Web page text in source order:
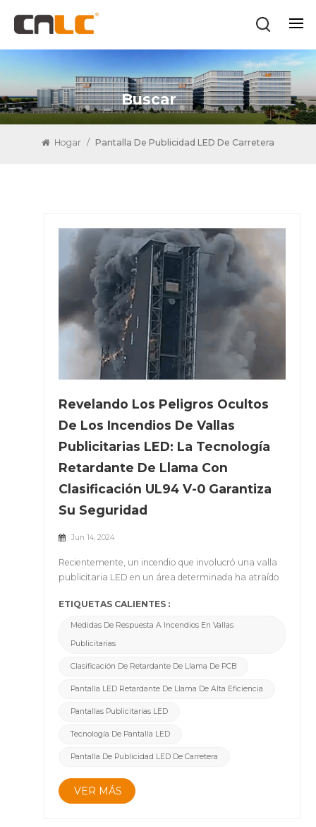
Buscar
Hogar / Pantalla De Publicidad LED De Carretera
Revelando Los Peligros Ocultos
De Los Incendios De Vallas
Publicitarias LED: La Tecnología
Retardante De Llama Con
Clasificación UL94 V-0 Garantiza
Su Seguridad
Jun 14, 2024
Recientemente, un incendio que involucró una valla
publicitaria LED en un área determinada ha atraído
rápidamente se volvió viral, lo que generó
preocupación pública sobre el desempeño de
las pantallas LED. Como empresa comprometida
clasificación UL94 V-0, particularmente en las placas
segura y confiable. &nbsp;Para abordar los riesgos de
incendio asociados con las pantallas LED, nuestra
emplea materiales retardantes de llama con
clasificación UL94 V-0, con énfasis en un retardo de
ETIQUETAS CALIENTES :
Medidas De Respuesta A Incendios En Vallas
Publicitarias
Clasificación De Retardante De Llama De PCB
Pantalla LED Retardante De Llama De Alta Eficiencia
Pantallas Publicitarias LED
Tecnología De Pantalla LED
Pantalla De Publicidad LED De Carretera
VER MÁS